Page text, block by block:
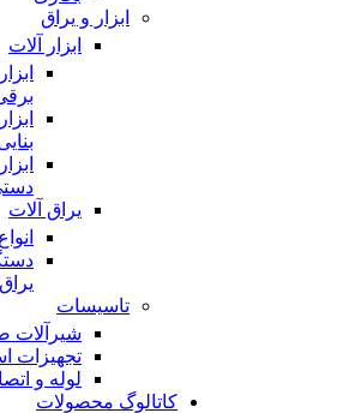
ابزار و یراق
ابزار آلات
یراق آلات
تاسیسات
شیرآلات
تجهیزات
لوله و
کاتالوگ محصولات